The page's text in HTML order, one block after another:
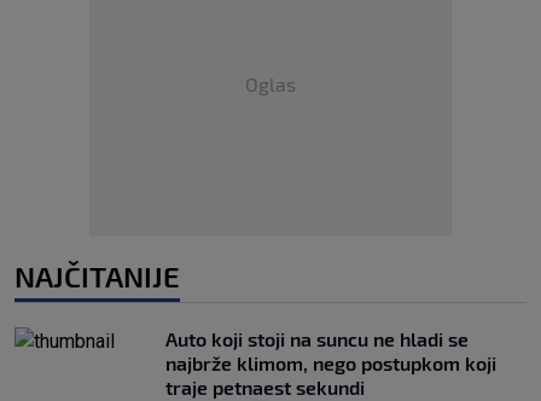
Oglas
NAJČITANIJE
Auto koji stoji na suncu ne hladi se
najbrže klimom, nego postupkom koji
traje petnaest sekundi